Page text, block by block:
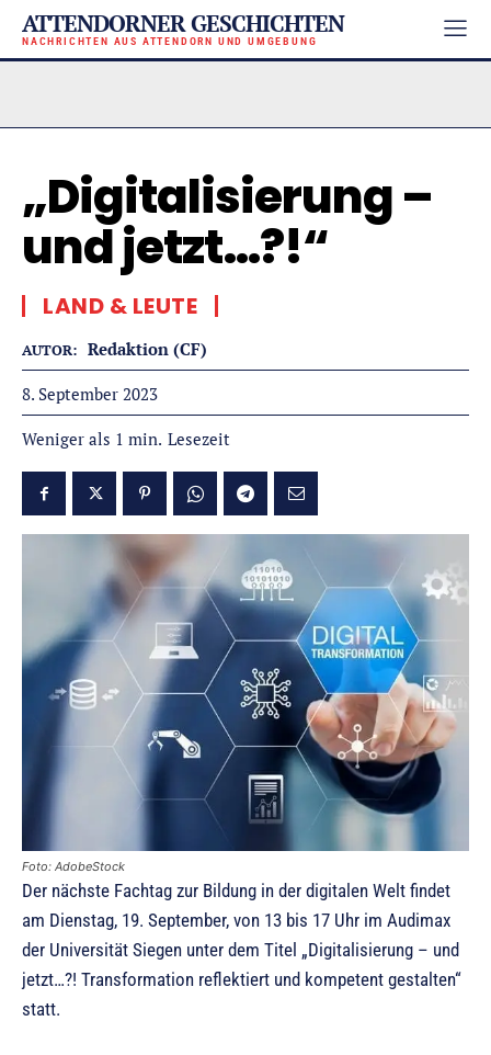
ATTENDORNER GESCHICHTEN
NACHRICHTEN AUS ATTENDORN UND UMGEBUNG
„Digitalisierung –
und jetzt…?!“
LAND & LEUTE
AUTOR: Redaktion (CF)
8. September 2023
Weniger als 1 min. Lesezeit
Foto: AdobeStock
Der nächste Fachtag zur Bildung in der digitalen Welt findet
am Dienstag, 19. September, von 13 bis 17 Uhr im Audimax
der Universität Siegen unter dem Titel „Digitalisierung – und
jetzt…?! Transformation reflektiert und kompetent gestalten“
statt.